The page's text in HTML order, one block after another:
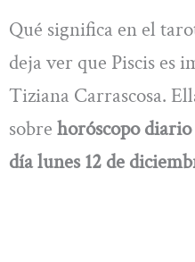
Qué significa en el
deja ver que Piscis es
Tiziana Carrascosa.
sobre horóscopo
día lunes 12 de